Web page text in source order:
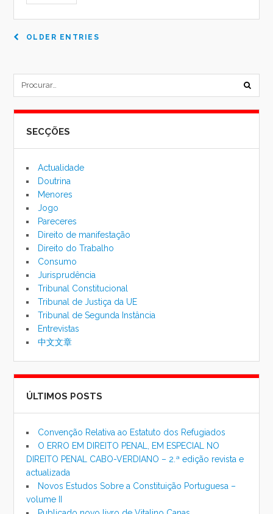
OLDER ENTRIES
SECÇÕES
Actualidade
Doutrina
Menores
Jogo
Pareceres
Direito de manifestação
Direito do Trabalho
Consumo
Jurisprudência
Tribunal Constitucional
Tribunal de Justiça da UE
Tribunal de Segunda Instância
Entrevistas
中文文章
ÚLTIMOS POSTS
Convenção Relativa ao Estatuto dos Refugiados
O ERRO EM DIREITO PENAL, EM ESPECIAL NO
DIREITO PENAL CABO-VERDIANO – 2.ª edição revista e
actualizada
Novos Estudos Sobre a Constituição Portuguesa –
volume II